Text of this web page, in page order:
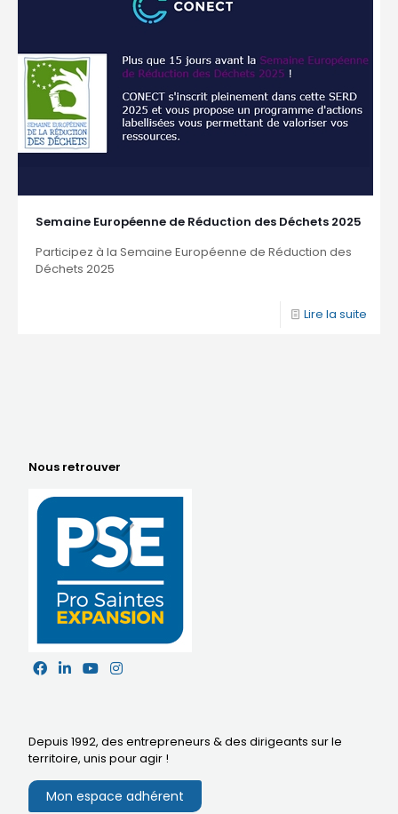
Semaine Européenne de Réduction des Déchets 2025
Participez à la Semaine Européenne de Réduction des
Déchets 2025
Lire la suite
Nous retrouver
Depuis 1992, des entrepreneurs & des dirigeants sur le
territoire, unis pour agir !
Mon espace adhérent